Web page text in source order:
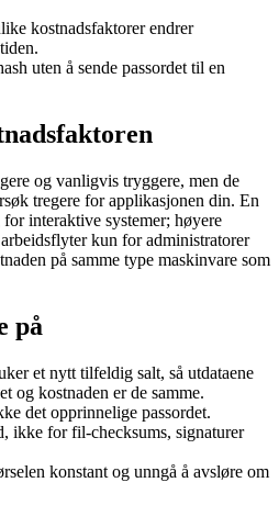
kostnadsfaktorer endrer
uten å sende passordet til en
og vanligvis tryggere, men de
tregere for applikasjonen din. En
interaktive systemer; høyere
kun for administratorer
på samme type maskinvare som
på
et nytt tilfeldig salt, så utdataene
og kostnaden er de samme.
det opprinnelige passordet.
ikke for fil-checksums, signaturer
konstant og unngå å avsløre om